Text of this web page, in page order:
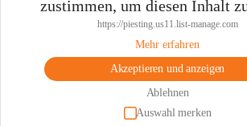
zustimmen, um diesen Inhalt
https://piesting.us11.list-manage.com
Mehr erfahren
Akzeptieren und anzeigen
Ablehnen
Auswahl merken